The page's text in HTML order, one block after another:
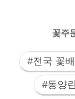
꽃주
#전국 꽃
#동양